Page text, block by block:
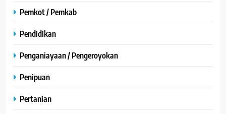
Pemkot / Pemkab
Pendidikan
Penganiayaan / Pengeroyokan
Penipuan
Pertanian